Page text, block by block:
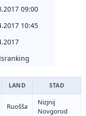
09:00
10:45
LAND STAD
Ruošša
Nizjnij
Novgorod